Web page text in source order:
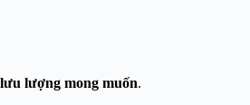
lưu lượng mong muốn.